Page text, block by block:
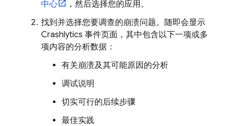
中心
，然后选择您的应用。
找到并选择您要调查的崩溃问题。随即会显示
Crashlytics 事件页面，其中包含以下一项或多
项内容的分析数据：
有关崩溃及其可能原因的分析
调试说明
切实可行的后续步骤
最佳实践